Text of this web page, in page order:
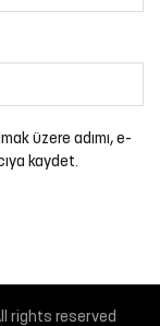
üzere adımı, e-
kaydet.
rights reserved